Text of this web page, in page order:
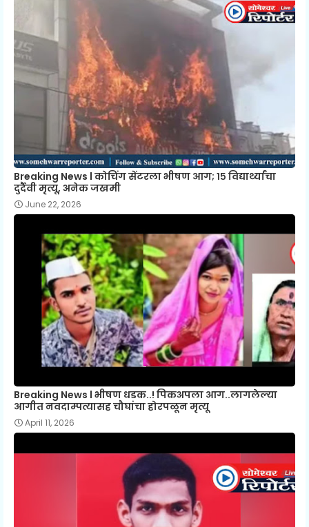
Breaking News l कोचिंग सेंटरला भीषण आग; १५ विद्यार्थ्यांचा
दुर्दैवी मृत्यू, अनेक जखमी
June 22, 2026
Breaking News l भीषण धडक..! पिकअपला आग..लागलेल्या
आगीत नवदाम्पत्यासह चौघांचा होरपळून मृत्यू
April 11, 2026